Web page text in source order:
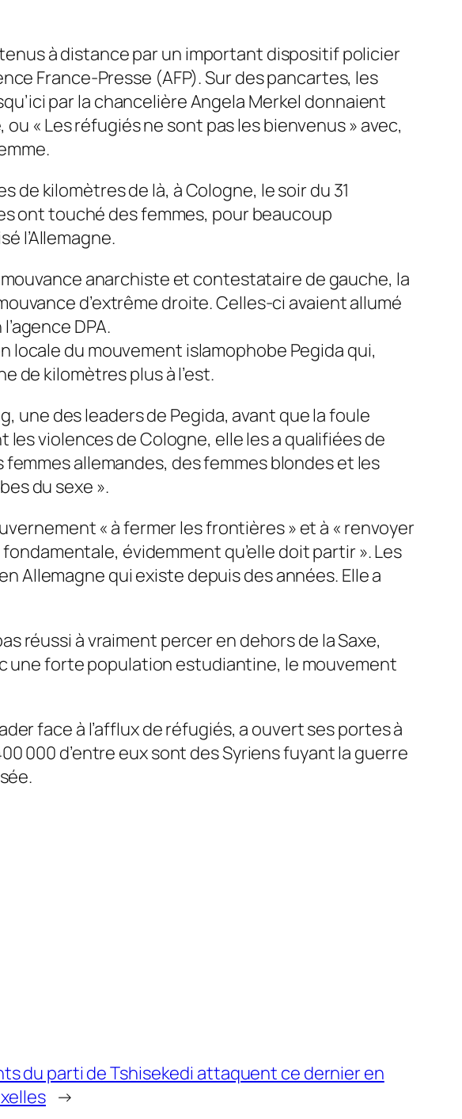
à distance par un important dispositif policier
France-Presse (AFP). Sur des pancartes, les
par la chancelière Angela Merkel donnaient
« Les réfugiés ne sont pas les bienvenus » avec,
de kilomètres de là, à Cologne, le soir du 31
ont touché des femmes, pour beaucoup
l’Allemagne.
anarchiste et contestataire de gauche, la
d’extrême droite. Celles-ci avaient allumé
DPA.
locale du mouvement islamophobe Pegida qui,
de kilomètres plus à l’est.
une des leaders de Pegida, avant que la foule
les violences de Cologne, elle les a qualifiées de
allemandes, des femmes blondes et les
du sexe ».
« à fermer les frontières» et à « renvoyer
fondamentale, évidemment qu’elle doit partir». Les
Allemagne qui existe depuis des années. Elle a
réussi à vraiment percer en dehors de la Saxe,
une forte population estudiantine, le mouvement
face à l’afflux de réfugiés, a ouvert ses portes à
000 d’entre eux sont des Syriens fuyant la guerre
du parti de Tshisekedi attaquent ce dernier en
→